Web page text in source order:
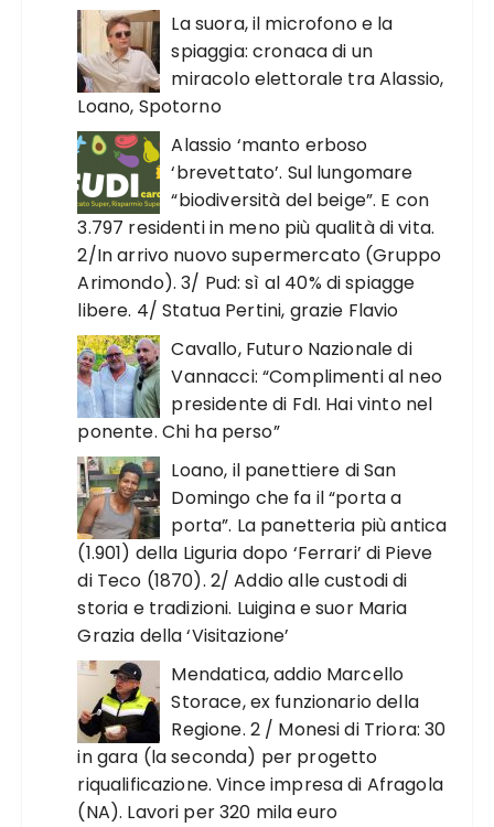
La suora, il microfono e la
spiaggia: cronaca di un
miracolo elettorale tra Alassio,
Loano, Spotorno
Alassio ‘manto erboso
‘brevettato’. Sul lungomare
“biodiversità del beige”. E con
3.797 residenti in meno più qualità di vita.
2/In arrivo nuovo supermercato (Gruppo
Arimondo). 3/ Pud: sì al 40% di spiagge
libere. 4/ Statua Pertini, grazie Flavio
Cavallo, Futuro Nazionale di
Vannacci: “Complimenti al neo
presidente di FdI. Hai vinto nel
ponente. Chi ha perso”
Loano, il panettiere di San
Domingo che fa il “porta a
porta”. La panetteria più antica
(1.901) della Liguria dopo ‘Ferrari’ di Pieve
di Teco (1870). 2/ Addio alle custodi di
storia e tradizioni. Luigina e suor Maria
Grazia della ‘Visitazione’
Mendatica, addio Marcello
Storace, ex funzionario della
Regione. 2 / Monesi di Triora: 30
in gara (la seconda) per progetto
riqualificazione. Vince impresa di Afragola
(NA). Lavori per 320 mila euro